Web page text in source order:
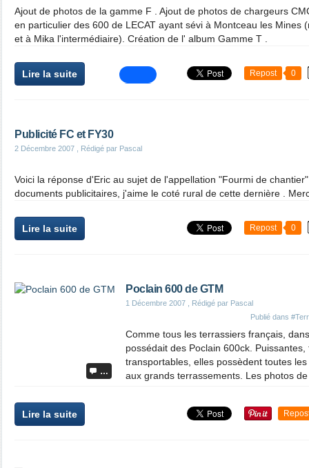
Ajout de photos de la gamme F . Ajout de photos de chargeurs
en particulier des 600 de LECAT ayant sévi à Montceau les Mines
et à Mika l'intermédiaire). Création de l' album Gamme T .
Lire la suite Repost 0
Publicité FC et FY30
2 Décembre 2007 , Rédigé par Pascal
Voici la réponse d'Eric au sujet de l'appellation "Fourmi de
documents publicitaires, j'aime le coté rural de cette dernière .
Lire la suite Repost 0
…
Poclain 600 de GTM
1 Décembre 2007 , Rédigé par Pascal
Publié dans
Comme tous les terrassiers français,
possédait des Poclain 600ck.
transportables, elles possèdent toutes
aux grands terrassements. Les photos
Lire la suite